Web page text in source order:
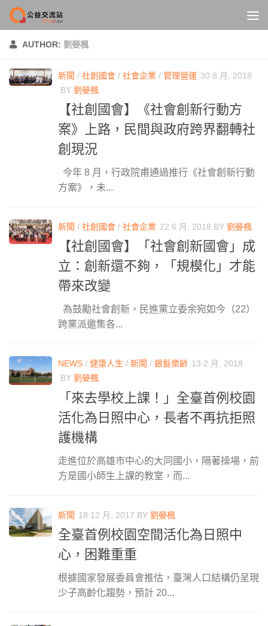
Skip to content
AUTHOR: 劉嫈楓
新聞 / 社創國會 / 社會企業 / 管理營運 30 8 月, 2018
BY 劉嫈楓
【社創國會】《社會創新行動方
案》上路，民間與政府跨界翻轉社
創現況
今年 8 月，行政院甫通過推行《社會創新行動
方案》，未...
新聞 / 社創國會 / 社會企業 22 6 月, 2018 BY 劉嫈楓
【社創國會】「社會創新國會」成
立：創新還不夠，「規模化」才能
帶來改變
為鼓勵社會創新，民進黨立委余宛如今（22）
跨黨派邀集各...
NEWS / 健康人生 / 新聞 / 銀髮樂齡 13 2 月, 2018
BY 劉嫈楓
「來去學校上課！」全臺首例校園
活化為日照中心，長者不再抗拒照
護機構
走進位於高雄市中心的大同國小，隔著操場，前
方是國小師生上課的教室，而...
新聞 18 12 月, 2017 BY 劉嫈楓
全臺首例校園空間活化為日照中
心，困難重重
根據國家發展委員會推估，臺灣人口結構仍呈現
少子高齡化趨勢，預計 20...